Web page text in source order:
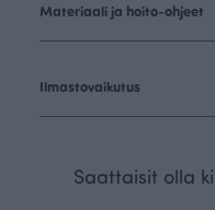
Materiaali ja hoito-ohjeet
Ilmastovaikutus
Saattaisit olla